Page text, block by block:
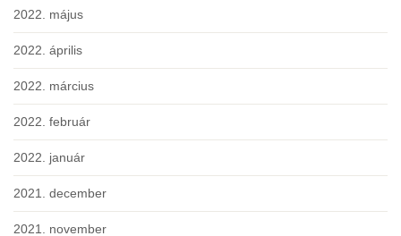
2022. május
2022. április
2022. március
2022. február
2022. január
2021. december
2021. november